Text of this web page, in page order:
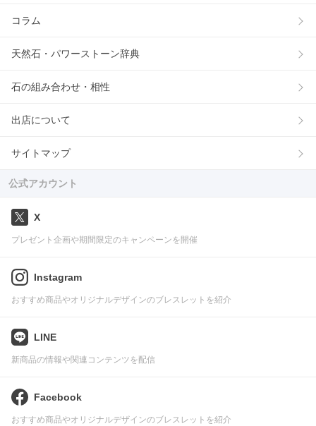
コラム
天然石・パワーストーン辞典
石の組み合わせ・相性
出店について
サイトマップ
公式アカウント
X
プレゼント企画や期間限定のキャンペーンを開催
Instagram
おすすめ商品やオリジナルデザインのブレスレットを紹介
LINE
新商品の情報や関連コンテンツを配信
Facebook
おすすめ商品やオリジナルデザインのブレスレットを紹介